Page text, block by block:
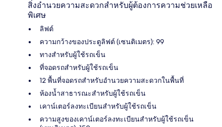
สิ่งอำนวยความสะดวกสำหรับผู้ต้องการความช่วยเหลือ
พิเศษ
ลิฟต์
ความกว้างของประตูลิฟต์ (เซนติเมตร): 99
ทางสำหรับผู้ใช้รถเข็น
ที่จอดรถสำหรับผู้ใช้รถเข็น
12 พื้นที่จอดรถสำหรับอำนวยความสะดวกในพื้นที่
ห้องน้ำสาธารณะสำหรับผู้ใช้รถเข็น
เคาน์เตอร์ลงทะเบียนสำหรับผู้ใช้รถเข็น
ความสูงของเคาน์เตอร์ลงทะเบียนสำหรับผู้ใช้รถเข็น